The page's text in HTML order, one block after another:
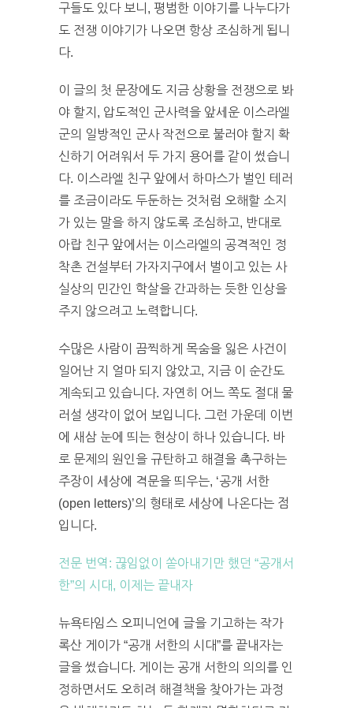
구들도 있다 보니, 평범한 이야기를 나누다가
도 전쟁 이야기가 나오면 항상 조심하게 됩니
다.
이 글의 첫 문장에도 지금 상황을 전쟁으로 봐
야 할지, 압도적인 군사력을 앞세운 이스라엘
군의 일방적인 군사 작전으로 불러야 할지 확
신하기 어려워서 두 가지 용어를 같이 썼습니
다. 이스라엘 친구 앞에서 하마스가 벌인 테러
를 조금이라도 두둔하는 것처럼 오해할 소지
가 있는 말을 하지 않도록 조심하고, 반대로
아랍 친구 앞에서는 이스라엘의 공격적인 정
착촌 건설부터 가자지구에서 벌이고 있는 사
실상의 민간인 학살을 간과하는 듯한 인상을
주지 않으려고 노력합니다.
수많은 사람이 끔찍하게 목숨을 잃은 사건이
일어난 지 얼마 되지 않았고, 지금 이 순간도
계속되고 있습니다. 자연히 어느 쪽도 절대 물
러설 생각이 없어 보입니다. 그런 가운데 이번
에 새삼 눈에 띄는 현상이 하나 있습니다. 바
로 문제의 원인을 규탄하고 해결을 촉구하는
주장이 세상에 격문을 띄우는, ‘공개 서한
(open letters)’의 형태로 세상에 나온다는 점
입니다.
전문 번역: 끊임없이 쏟아내기만 했던 “공개서
한”의 시대, 이제는 끝내자
뉴욕타임스 오피니언에 글을 기고하는 작가
록산 게이가 “공개 서한의 시대”를 끝내자는
글을 썼습니다. 게이는 공개 서한의 의의를 인
정하면서도 오히려 해결책을 찾아가는 과정